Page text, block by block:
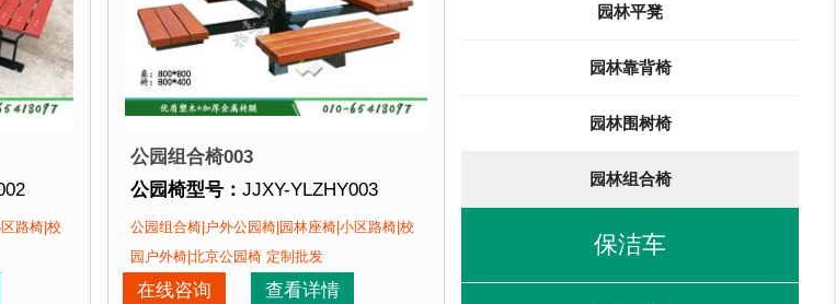
+不锈钢马车栓紧固件+支架加固支撑
即发 厂家直销
路椅|校
公园组合椅003
公园椅型号：JJXY-YLZHY003
公园椅规格：椅面长度可定制
公园椅材质：方钢椅腿+塑木+不锈钢马车栓紧固件+支架加固支撑
公园椅周期：
现货产品 即拍即发 厂家直销
公园组合椅|户外公园椅|园林座椅|小区路椅|校
园户外椅|北京公园椅 定制批发
在线咨询 查看详情
园林平凳
园林靠背椅
园林围树椅
园林组合椅
保洁车